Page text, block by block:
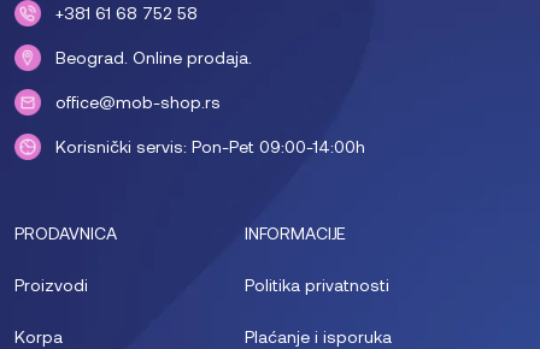
+381 61 68 752 58
Beograd. Online prodaja.
office@mob-shop.rs
Korisnički servis: Pon-Pet 09:00-14:00h
PRODAVNICA
Proizvodi
Korpa
INFORMACIJE
Politika privatnosti
Plaćanje i isporuka